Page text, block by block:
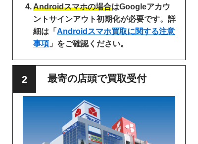
Androidスマホの場合はGoogleアカウ
ントサインアウト初期化が必要です。詳
細は「 Androidスマホ買取に関する注意
事項 」をご確認ください。
最寄の店頭で買取受付